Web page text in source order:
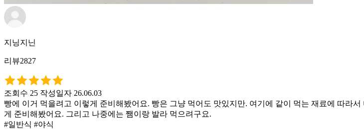
지닝지닌
리뷰2827
조회수 25 작성일자 26.06.03
빵에 이거 먹을려고 이렇게 준비해봤어요. 빵은 그냥 먹어도 맛있지만. 여기에 같이 먹는 재료에 따라
게 준비해봤어요. 그리고 나중에는 쨈이랑 발라 먹으려구요.
#일반식 #야식